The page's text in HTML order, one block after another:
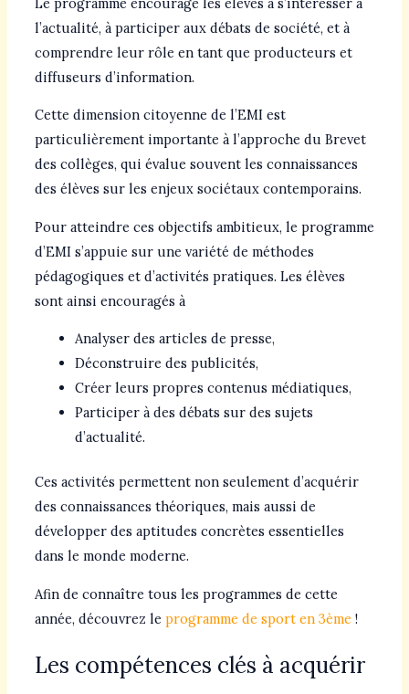
l’actualité, à participer aux débats de société, et à
comprendre leur rôle en tant que producteurs et
diffuseurs d’information.
Cette dimension citoyenne de l’EMI est
particulièrement importante à l’approche du Brevet
des collèges, qui évalue souvent les connaissances
des élèves sur les enjeux sociétaux contemporains.
Pour atteindre ces objectifs ambitieux, le programme
d’EMI s’appuie sur une variété de méthodes
pédagogiques et d’activités pratiques. Les élèves
sont ainsi encouragés à
Analyser des articles de presse,
Déconstruire des publicités,
Créer leurs propres contenus médiatiques,
Participer à des débats sur des sujets
d’actualité.
Ces activités permettent non seulement d’acquérir
des connaissances théoriques, mais aussi de
développer des aptitudes concrètes essentielles
dans le monde moderne.
Afin de connaître tous les programmes de cette
année, découvrez le programme de sport en 3ème !
Les compétences clés à acquérir